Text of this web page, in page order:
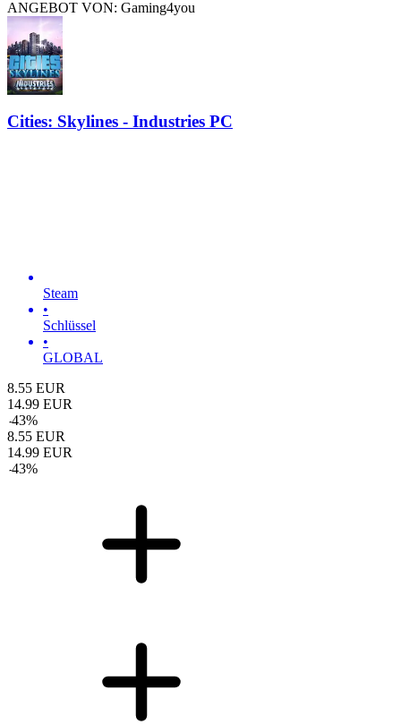
ANGEBOT VON: Gaming4you
Cities: Skylines - Industries PC
Steam
•
Schlüssel
•
GLOBAL
8.55 EUR
14.99 EUR
-43%
8.55 EUR
14.99 EUR
-43%